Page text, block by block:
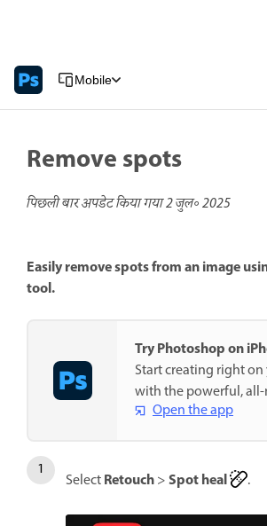
Mobile
Remove spots
पिछली बार अपडेट किया गया2 जुल॰ 2025
Easily remove spots from an image
tool.
Try Photoshop on
Start creating right
with the powerful,
Open the app
SelectRetouch>Spot heal .